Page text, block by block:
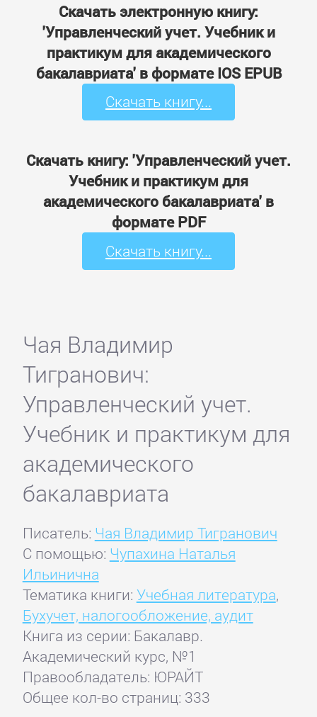
Скачать электронную книгу:
'Управленческий учет. Учебник и
практикум для академического
бакалавриата' в формате IOS EPUB
Скачать книгу...
Скачать книгу: 'Управленческий учет.
Учебник и практикум для
академического бакалавриата' в
формате PDF
Скачать книгу...
Чая Владимир
Тигранович:
Управленческий учет.
Учебник и практикум для
академического
бакалавриата
Писатель: Чая Владимир Тигранович
С помощью: Чупахина Наталья
Ильинична
Тематика книги: Учебная литература,
Бухучет, налогообложение, аудит
Книга из серии: Бакалавр.
Академический курс, №1
Правообладатель: ЮРАЙТ
Общее кол-во страниц: 333